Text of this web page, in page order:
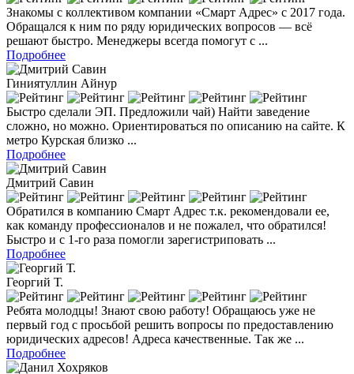
Знакомы с коллективом компании «Смарт Адрес» с 2017 года.
Обращался к ним по ряду юридических вопросов — всё
решают быстро. Менеджеры всегда помогут с ...
Подробнее
Гиниятуллин Айнур
Быстро сделали ЭП. Предложили чай) Найти заведение
сложно, но можно. Ориентироваться по описанию на сайте. К
метро Курская близко ...
Подробнее
Дмитрий Савин
Обратился в компанию Смарт Адрес т.к. рекомендовали ее,
как команду профессионалов и не пожалел, что обратился!
Быстро и с 1-го раза помогли зарегистриповать ...
Подробнее
Георгий Т.
Ребята молодцы! Знают свою работу! Обращаюсь уже не
первый год с просьбой решить вопросы по предоставлению
юридических адресов! Адреса качественные. Так же ...
Подробнее